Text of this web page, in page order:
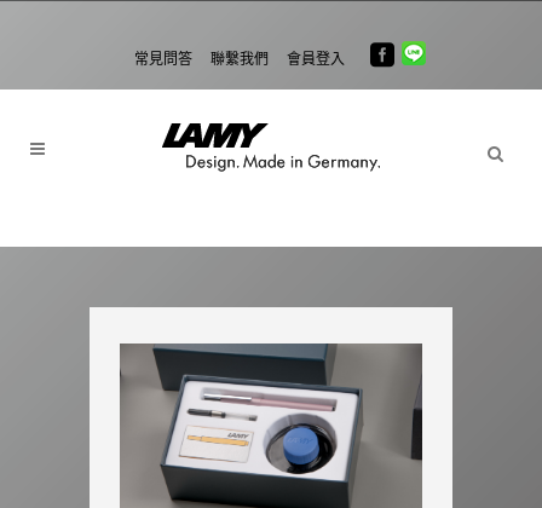
常見問答 聯繫我們 會員登入